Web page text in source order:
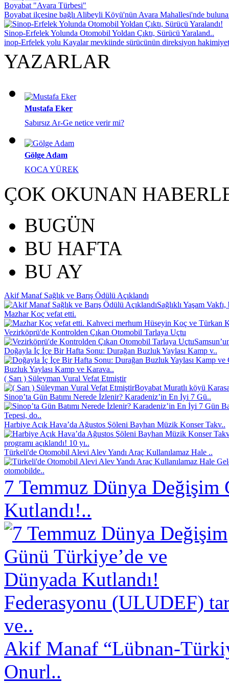
Boyabat "Avara Türbesi"
Boyabat ilçesine bağlı Alibeyli Köyü'nün Avara Mahallesi'nde
Sinop-Erfelek Yolunda Otomobil Yoldan Çıktı, Sürücü Yaraland..
inop-Erfelek yolu Kayalar mevkiinde sürücünün direksiyon
YAZARLAR
Mustafa Eker
Sabırsız Ar-Ge netice verir mi?
Gölge Adam
KOCA YÜREK
ÇOK OKUNAN
BUGÜN
BU HAFTA
BU AY
Akif Manaf Sağlık ve Barış Ödülü Açıklandı
Sağlıklı Yaşam
Mazhar Koç vefat etti.
Kahveci merhum Hüseyin Koç ve Türkan
Vezirköprü'de Kontrolden Çıkan Otomobil Tarlaya Uçtu
Doğayla İç İçe Bir Hafta Sonu: Durağan Buzluk Yaylası Kamp v..
Buzluk Yaylası Kamp ve Karava..
( Sarı ) Süleyman Vural Vefat Etmiştir
Boyabat Muratlı köyü
Sinop’ta Gün Batımı Nerede İzlenir? Karadeniz’in En İyi 7 Gü..
Tepesi, do..
Harbiye Açık Hava’da Ağustos Şöleni Bayhan Müzik Konser Takv..
programı açıklandı! 10 yı..
Türkeli'de Otomobil Alevi Alev Yandı Araç Kullanılamaz Hale ..
otomobilde..
7 Temmuz Dünya Değişim
Kutlandı!..
Federasyonu (ULUDEF)
ve..
Akif Manaf “Lübnan-
Onurl..